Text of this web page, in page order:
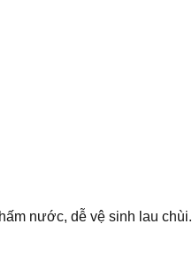
nước, dễ vệ sinh lau chùi.